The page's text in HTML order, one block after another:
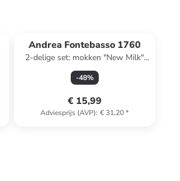
Andrea Fontebasso 1760
2-delige set: mokken "New Milk"
groen/lichtblauw - 400 ml
-48%
€ 15,99
Adviesprijs (AVP): € 31,20*